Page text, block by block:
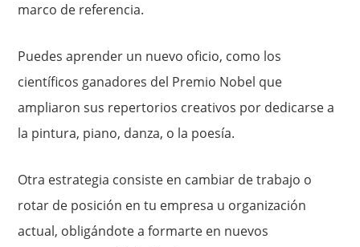
marco de referencia.
Puedes aprender un nuevo oficio, como los
científicos ganadores del Premio Nobel que
ampliaron sus repertorios creativos por dedicarse a
la pintura, piano, danza, o la poesía.
Otra estrategia consiste en cambiar de trabajo o
rotar de posición en tu empresa u organización
actual, obligándote a formarte en nuevos